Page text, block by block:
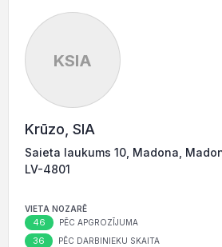
KSIA
Krūzo, SIA
Saieta laukums 10, Madona,
LV-4801
VIETA NOZARĒ
46 PĒC APGROZĪJUMA
36 PĒC DARBINIEKU SKAITA